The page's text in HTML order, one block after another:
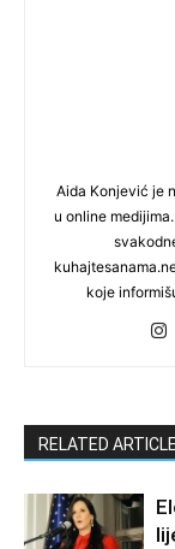
Aida Konjević je
u online
koje
RELATED